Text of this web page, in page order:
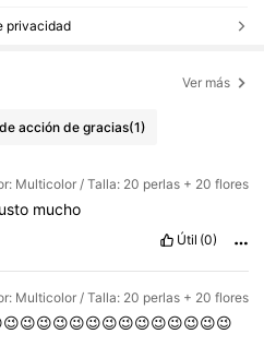
privacidad
Ver más
acción de gracias(1)
Multicolor / Talla: 20 perlas + 20 flores
mucho
Útil (0)
Multicolor / Talla: 20 perlas + 20 flores